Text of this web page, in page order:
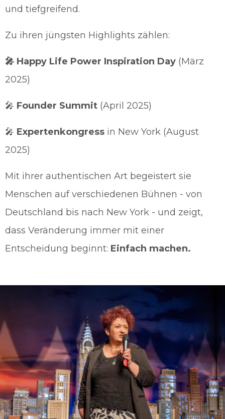
und tiefgreifend.
Zu ihren jüngsten Highlights zählen:
🎤 Happy Life Power Inspiration Day (März
2025)
🎤 Founder Summit (April 2025)
🎤 Expertenkongress in New York (August
2025)
Mit ihrer authentischen Art begeistert sie
Menschen auf verschiedenen Bühnen - von
Deutschland bis nach New York - und zeigt,
dass Veränderung immer mit einer
Entscheidung beginnt: Einfach machen.